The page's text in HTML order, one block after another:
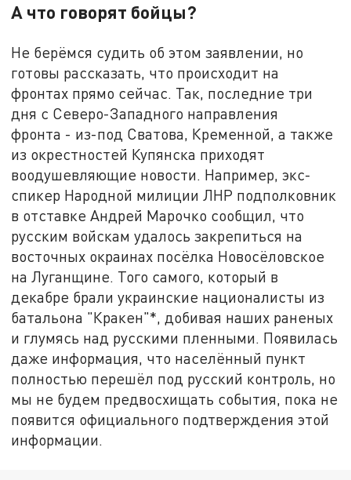
А что говорят бойцы?
Не берёмся судить об этом заявлении, но
готовы рассказать, что происходит на
фронтах прямо сейчас. Так, последние три
дня с Северо-Западного направления
фронта - из-под Сватова, Кременной, а также
из окрестностей Купянска приходят
воодушевляющие новости. Например, экс-
спикер Народной милиции ЛНР подполковник
в отставке Андрей Марочко сообщил, что
русским войскам удалось закрепиться на
восточных окраинах посёлка Новосёловское
на Луганщине. Того самого, который в
декабре брали украинские националисты из
батальона "Кракен"*, добивая наших раненых
и глумясь над русскими пленными. Появилась
даже информация, что населённый пункт
полностью перешёл под русский контроль, но
мы не будем предвосхищать события, пока не
появится официального подтверждения этой
информации.